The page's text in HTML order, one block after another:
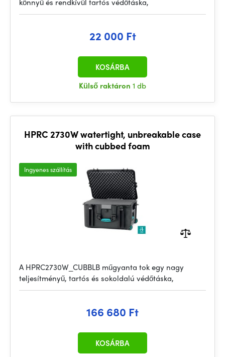
22 000 Ft
Külső raktáron 1 db
KOSÁRBA
HPRC 2730W watertight, unbreakable case
with cubbed foam
Ingyenes szállítás
A HPRC2730W_CUBBLB műgyanta tok egy nagy
teljesítményű, tartós és sokoldalú védőtáska,
166 680 Ft
KOSÁRBA